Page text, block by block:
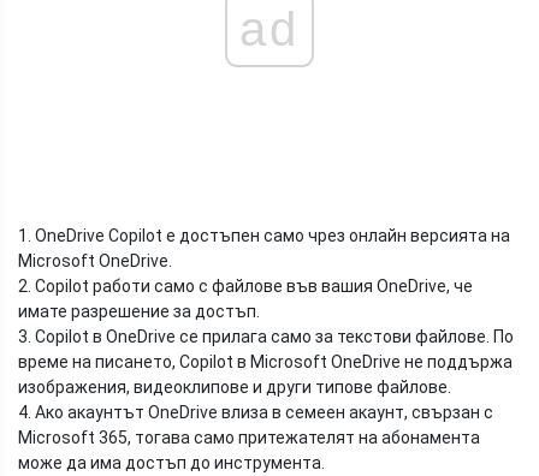
ad
1. OneDrive Copilot е достъпен само чрез онлайн версията на
Microsoft OneDrive.
2. Copilot работи само с файлове във вашия OneDrive, че
имате разрешение за достъп.
3. Copilot в OneDrive се прилага само за текстови файлове. По
време на писането, Copilot в Microsoft OneDrive не поддържа
изображения, видеоклипове и други типове файлове.
4. Ако акаунтът OneDrive влиза в семеен акаунт, свързан с
Microsoft 365, тогава само притежателят на абонамента
може да има достъп до инструмента.